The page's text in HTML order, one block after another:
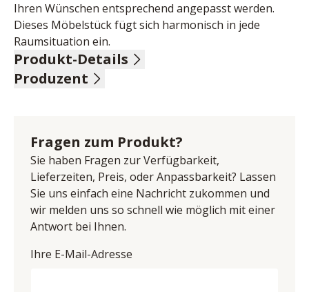
Ihren Wünschen entsprechend angepasst werden.
Dieses Möbelstück fügt sich harmonisch in jede
Raumsituation ein.
Produkt-Details
Flachgewebe, 100% Polyester, Farbe blau, Lattenrost
Liegefläche 160x200 cm, BHT ca. 172/76-89/112-120
Produzent
E-Mail-Adresse: info@bali-gmbh.de
UID (Umsatzsteuer-Identifikationsnummer): DE
126227798
Fragen zum Produkt?
Sie haben Fragen zur Verfügbarkeit,
Lieferzeiten, Preis, oder Anpassbarkeit? Lassen
Sie uns einfach eine Nachricht zukommen und
wir melden uns so schnell wie möglich mit einer
Antwort bei Ihnen.
Ihre E-Mail-Adresse